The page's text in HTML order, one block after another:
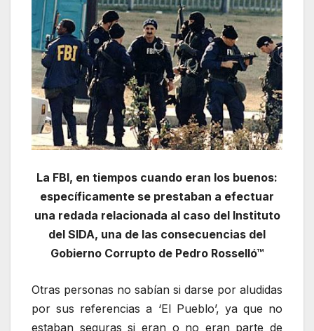
La FBI, en tiempos cuando eran los buenos:
específicamente se prestaban a efectuar
una redada relacionada al caso del Instituto
del SIDA, una de las consecuencias del
Gobierno Corrupto de Pedro Rosselló™
Otras personas no sabían si darse por aludidas
por sus referencias a ‘El Pueblo’, ya que no
estaban seguras si eran o no eran parte de